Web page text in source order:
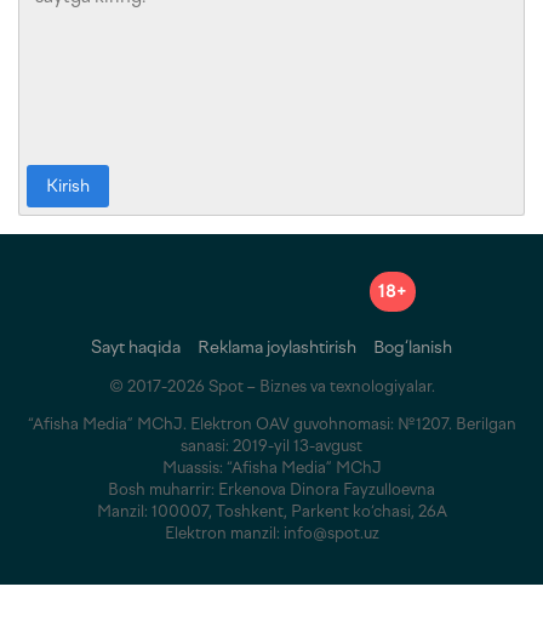
Kirish
18+
Sayt haqida Reklama joylashtirish Bog‘lanish
© 2017-2026 Spot – Biznes va texnologiyalar.
“Afisha Media” MChJ. Elektron OAV guvohnomasi: №1207. Berilgan
sanasi: 2019-yil 13-avgust
Muassis: “Afisha Media” MChJ
Bosh muharrir: Erkenova Dinora Fayzulloevna
Manzil: 100007, Toshkent, Parkent ko‘chasi, 26A
Elektron manzil: info@spot.uz